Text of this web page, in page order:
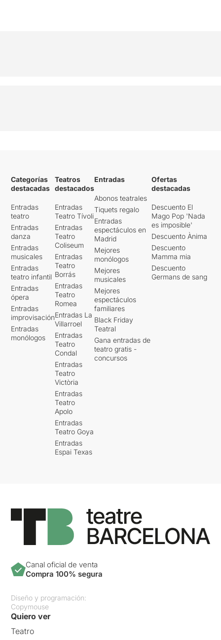
Categorías
destacadas
Entradas
teatro
Entradas
danza
Entradas
musicales
Entradas
teatro infantil
Entradas
ópera
Entradas
improvisación
Entradas
monólogos
Teatros
destacados
Entradas
Teatro Tívoli
Entradas
Teatro
Coliseum
Entradas
Teatro
Borrás
Entradas
Teatro
Romea
Entradas La
Villarroel
Entradas
Teatro
Condal
Entradas
Teatro
Victòria
Entradas
Teatro
Apolo
Entradas
Teatro Goya
Entradas
Espai Texas
Entradas
Abonos teatrales
Tiquets regalo
Entradas
espectáculos en
Madrid
Mejores
monólogos
Mejores
musicales
Mejores
espectáculos
familiares
Black Friday
Teatral
Gana entradas de
teatro gratis -
concursos
Ofertas
destacadas
Descuento El
Mago Pop 'Nada
es imposible'
Descuento Ànima
Descuento
Mamma mia
Descuento
Germans de sang
Canal oficial de venta
Compra 100% segura
Diseño y programación:
Copymouse
Quiero ver
Teatro